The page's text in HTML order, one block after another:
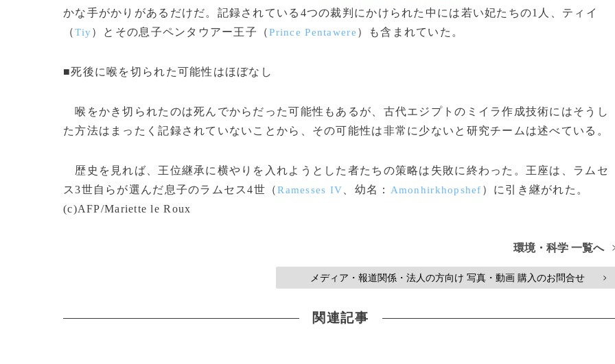
かな手がかりがあるだけだ。記録されている4つの裁判にかけられた中には若い妃たちの1人、ティイ
（Tiy）とその息子ペンタウアー王子（Prince Pentawere ）も含まれていた。
■死後に喉を切られた可能性はほぼなし
喉をかき切られたのは死んでからだった可能性もあるが、古代エジプトのミイラ作成技術にはそうし
た方法はまったく記録されていないことから、その可能性は非常に少ないと研究チームは述べている。
歴史を見れば、王位継承に横やりを入れようとした者たちの策略は失敗に終わった。王座は、ラムセ
ス3世自らが選んだ息子のラムセス4世（Ramesses IV 、幼名： Amonhirkhopshef ）に引き継がれた。
(c)AFP/Mariette le Roux
環境・科学 一覧へ
メディア・報道関係・法人の方向け 写真・動画 購入のお問合せ >
関連記事